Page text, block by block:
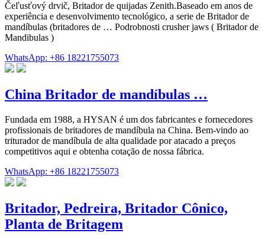
Čeľusťový drvič, Britador de quijadas Zenith.Baseado em anos de
experiência e desenvolvimento tecnológico, a serie de Britador de
mandíbulas (britadores de … Podrobnosti crusher jaws ( Britador de
Mandibulas )
WhatsApp: +86 18221755073
China Britador de mandíbulas …
Fundada em 1988, a HYSAN é um dos fabricantes e fornecedores
profissionais de britadores de mandíbula na China. Bem-vindo ao
triturador de mandíbula de alta qualidade por atacado a preços
competitivos aqui e obtenha cotação de nossa fábrica.
WhatsApp: +86 18221755073
Britador, Pedreira, Britador Cônico,
Planta de Britagem